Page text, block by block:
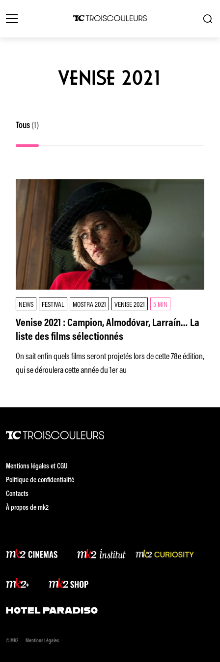
VENISE 2021
Tous (1)
NEWS FESTIVAL MOSTRA 2021 VENISE 2021 5 MIN
Venise 2021 : Campion, Almodóvar, Larraín… La
liste des films sélectionnés
On sait enfin quels films seront projetés lors de cette 78e édition,
qui se déroulera cette année du 1er au
Mentions légales et CGU
Politique de confidentialité
Contacts
À propos de mk2
© MK2 Mentions Légales